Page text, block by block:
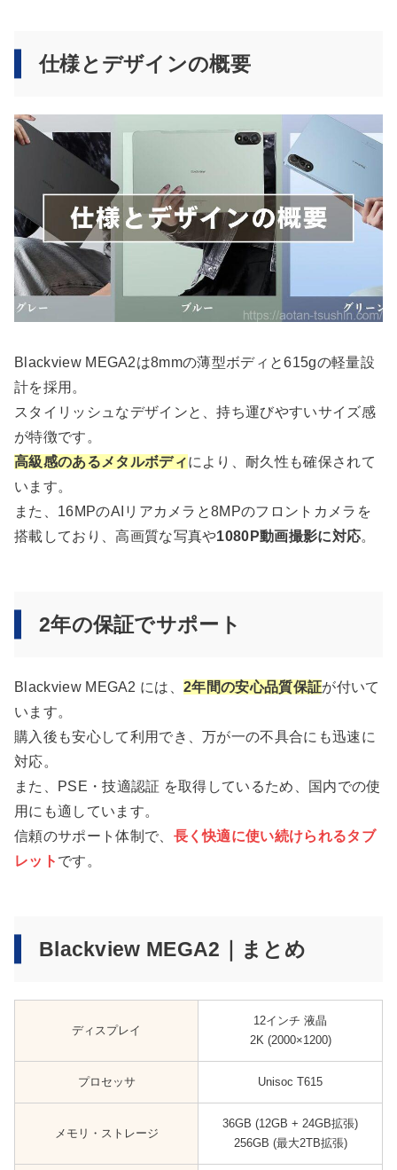
仕様とデザインの概要
Blackview MEGA2は8mmの薄型ボディと615gの軽量設
計を採用。
スタイリッシュなデザインと、持ち運びやすいサイズ感
が特徴です。
高級感のあるメタルボディにより、耐久性も確保されて
います。
また、16MPのAIリアカメラと8MPのフロントカメラを
搭載しており、高画質な写真や1080P動画撮影に対応。
2年の保証でサポート
Blackview MEGA2 には、2年間の安心品質保証が付いて
います。
購入後も安心して利用でき、万が一の不具合にも迅速に
対応。
また、PSE・技適認証 を取得しているため、国内での使
用にも適しています。
信頼のサポート体制で、 長く快適に使い続けられるタブ
レット です。
Blackview MEGA2｜まとめ
ディスプレイ
12インチ 液晶
2K (2000×1200)
プロセッサ Unisoc T615
メモリ・ストレージ
36GB (12GB + 24GB拡張)
256GB (最大2TB拡張)